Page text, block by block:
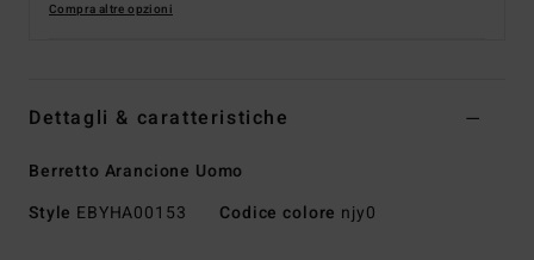
Compra altre opzioni
Dettagli & caratteristiche
Berretto Arancione Uomo
Style EBYHA00153 Codice colore njy0